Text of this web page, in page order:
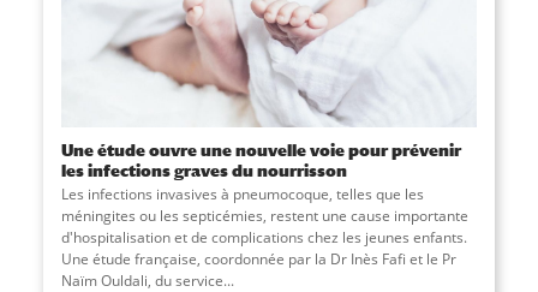
Une étude ouvre une nouvelle voie pour prévenir
les infections graves du nourrisson
Les infections invasives à pneumocoque, telles que les
méningites ou les septicémies, restent une cause importante
d'hospitalisation et de complications chez les jeunes enfants.
Une étude française, coordonnée par la Dr Inès Fafi et le Pr
Naïm Ouldali, du service...